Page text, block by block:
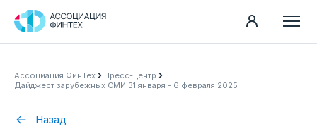
Ассоциация
Пресс-центр
Ассоциация ФинТех
Пресс-центр
Дайджест зарубежных СМИ 31 января - 6 февраля 2025
Назад